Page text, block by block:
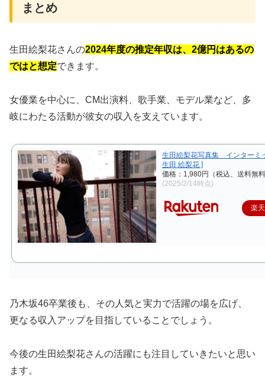
まとめ
生田絵梨花さんの2024年度の推定年収は、 2億円 はあるの
ではと想定できます。
女優業を中心に、CM出演料、歌手業、モデル業など、多
岐にわたる活動が彼女の収入を支えています。
生田絵梨花写真集 インターミ
生田 絵梨花 ]
価格：1,980円（税込、送料無
(2025/2/14時点)
楽
乃木坂46卒業後も、その人気と実力で活躍の場を広げ、
更なる収入アップを目指していることでしょう。
今後の生田絵梨花さんの活躍にも注目していきたいと思い
ます。